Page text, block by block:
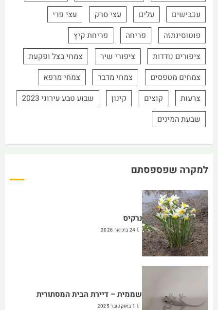
עכבישים
עלים עצי סרק
עצי פרי
פוטוסינתזה
פריחה
פריחת קיץ
ציפורים נודדות
ציפורי שיר
צמחי בצל ופקעת
צמחים מטפסים
צמחי מדבר
צמחי מרפא
צרעות
קוצים קינון
שבוע טבע עירוני 2023
שבעת המינים
למקרה שפספסתם
נרקיס
24 בינואר 2026
שממית – דיירת הבית המסתורית
1 באוקטובר 2025